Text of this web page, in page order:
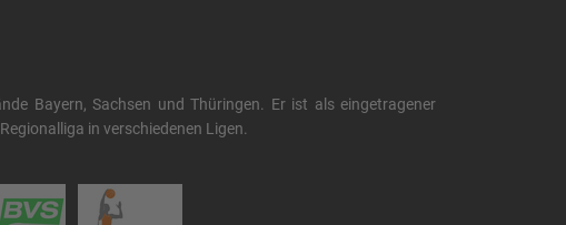
Bayern, Sachsen und Thüringen. Er ist als eingetragener
in verschiedenen Ligen.